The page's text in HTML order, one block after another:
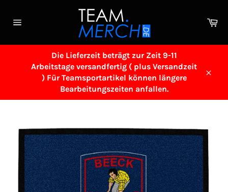
InhaltSeitennavigation
Die Lieferzeit beträgt zur Zeit 9-11
Arbeitstage versandfertig ( plus Versandzeit
) Für Teamsportartikel können längere
Bearbeitungszeiten anfallen.